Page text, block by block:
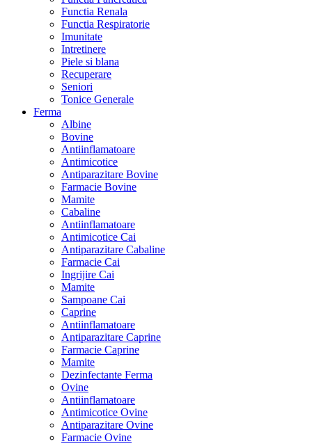
Functia Renala
Functia Respiratorie
Imunitate
Intretinere
Piele si blana
Recuperare
Seniori
Tonice Generale
Ferma
Albine
Bovine
Antiinflamatoare
Antimicotice
Antiparazitare Bovine
Farmacie Bovine
Mamite
Cabaline
Antiinflamatoare
Antimicotice Cai
Antiparazitare Cabaline
Farmacie Cai
Ingrijire Cai
Mamite
Sampoane Cai
Caprine
Antiinflamatoare
Antiparazitare Caprine
Farmacie Caprine
Mamite
Dezinfectante Ferma
Ovine
Antiinflamatoare
Antimicotice Ovine
Antiparazitare Ovine
Farmacie Ovine